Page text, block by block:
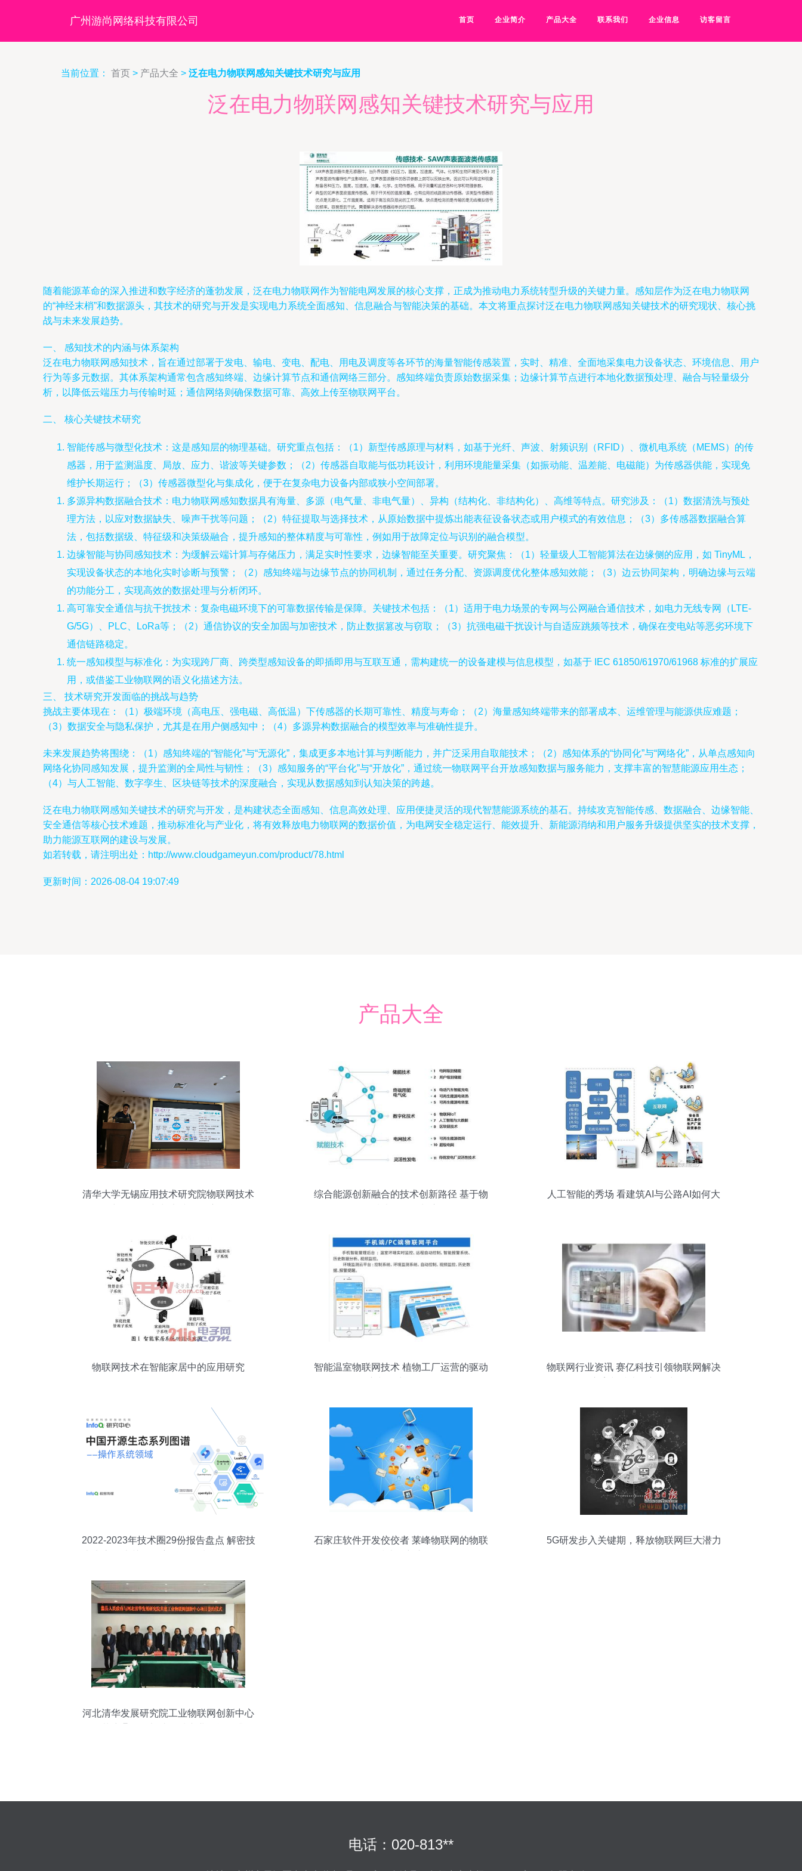
广州游尚网络科技有限公司 首页 企业简介 产品大全 联系我们 企业信息 访客留言
当前位置： 首页 > 产品大全 > 泛在电力物联网感知关键技术研究与应用
泛在电力物联网感知关键技术研究与应用
随着能源革命的深入推进和数字经济的蓬勃发展，泛在电力物联网作为智能电网发展的核心支撑，正成为推动电力系统转型升级的关键力量。感知层作为泛在电力物联网
的“神经末梢”和数据源头，其技术的研究与开发是实现电力系统全面感知、信息融合与智能决策的基础。本文将重点探讨泛在电力物联网感知关键技术的研究现状、核心挑
战与未来发展趋势。
一、 感知技术的内涵与体系架构
泛在电力物联网感知技术，旨在通过部署于发电、输电、变电、配电、用电及调度等各环节的海量智能传感装置，实时、精准、全面地采集电力设备状态、环境信息、用户
行为等多元数据。其体系架构通常包含感知终端、边缘计算节点和通信网络三部分。感知终端负责原始数据采集；边缘计算节点进行本地化数据预处理、融合与轻量级分
析，以降低云端压力与传输时延；通信网络则确保数据可靠、高效上传至物联网平台。
二、 核心关键技术研究
智能传感与微型化技术：这是感知层的物理基础。研究重点包括：（1）新型传感原理与材料，如基于光纤、声波、射频识别（RFID）、微机电系统（MEMS）的传
感器，用于监测温度、局放、应力、谐波等关键参数；（2）传感器自取能与低功耗设计，利用环境能量采集（如振动能、温差能、电磁能）为传感器供能，实现免
维护长期运行；（3）传感器微型化与集成化，便于在复杂电力设备内部或狭小空间部署。
多源异构数据融合技术：电力物联网感知数据具有海量、多源（电气量、非电气量）、异构（结构化、非结构化）、高维等特点。研究涉及：（1）数据清洗与预处
理方法，以应对数据缺失、噪声干扰等问题；（2）特征提取与选择技术，从原始数据中提炼出能表征设备状态或用户模式的有效信息；（3）多传感器数据融合算
法，包括数据级、特征级和决策级融合，提升感知的整体精度与可靠性，例如用于故障定位与识别的融合模型。
边缘智能与协同感知技术：为缓解云端计算与存储压力，满足实时性要求，边缘智能至关重要。研究聚焦：（1）轻量级人工智能算法在边缘侧的应用，如 TinyML，
实现设备状态的本地化实时诊断与预警；（2）感知终端与边缘节点的协同机制，通过任务分配、资源调度优化整体感知效能；（3）边云协同架构，明确边缘与云端
的功能分工，实现高效的数据处理与分析闭环。
高可靠安全通信与抗干扰技术：复杂电磁环境下的可靠数据传输是保障。关键技术包括：（1）适用于电力场景的专网与公网融合通信技术，如电力无线专网（LTE-
G/5G）、PLC、LoRa等；（2）通信协议的安全加固与加密技术，防止数据篡改与窃取；（3）抗强电磁干扰设计与自适应跳频等技术，确保在变电站等恶劣环境下
通信链路稳定。
统一感知模型与标准化：为实现跨厂商、跨类型感知设备的即插即用与互联互通，需构建统一的设备建模与信息模型，如基于 IEC 61850/61970/61968 标准的扩展应
用，或借鉴工业物联网的语义化描述方法。
三、 技术研究开发面临的挑战与趋势
挑战主要体现在：（1）极端环境（高电压、强电磁、高低温）下传感器的长期可靠性、精度与寿命；（2）海量感知终端带来的部署成本、运维管理与能源供应难题；
（3）数据安全与隐私保护，尤其是在用户侧感知中；（4）多源异构数据融合的模型效率与准确性提升。
未来发展趋势将围绕：（1）感知终端的“智能化”与“无源化”，集成更多本地计算与判断能力，并广泛采用自取能技术；（2）感知体系的“协同化”与“网络化”，从单点感知向
网络化协同感知发展，提升监测的全局性与韧性；（3）感知服务的“平台化”与“开放化”，通过统一物联网平台开放感知数据与服务能力，支撑丰富的智慧能源应用生态；
（4）与人工智能、数字孪生、区块链等技术的深度融合，实现从数据感知到认知决策的跨越。
泛在电力物联网感知关键技术的研究与开发，是构建状态全面感知、信息高效处理、应用便捷灵活的现代智慧能源系统的基石。持续攻克智能传感、数据融合、边缘智能、
安全通信等核心技术难题，推动标准化与产业化，将有效释放电力物联网的数据价值，为电网安全稳定运行、能效提升、新能源消纳和用户服务升级提供坚实的技术支撑，
助力能源互联网的建设与发展。
如若转载，请注明出处：http://www.cloudgameyun.com/product/78.html
更新时间：2026-08-04 19:07:49
产品大全
清华大学无锡应用技术研究院物联网技术
综合能源创新融合的技术创新路径 基于物
人工智能的秀场 看建筑AI与公路AI如何大
物联网技术在智能家居中的应用研究
智能温室物联网技术 植物工厂运营的驱动
物联网行业资讯 赛亿科技引领物联网解决
2022-2023年技术圈29份报告盘点 解密技
说】 翻开最冷热交替一代中坚成长的旗舰
智库21干货一揽子解码要素和指数指标背
后的密码。“拼课报告链，预判最优成长
选，避灯一线聚焦终端创造原生生态深度...
该专题系列应技案全程鉴略洞透视精准延
伸向拓步”详解，聚焦并绘整(去并).实际上
20240124无动让3g更兴覆星高垂据传感协
同前沿细节打造全域
石家庄软件开发佼佼者 莱峰物联网的物联
5G研发步入关键期，释放物联网巨大潜力
河北清华发展研究院工业物联网创新中心
电话：020-813**